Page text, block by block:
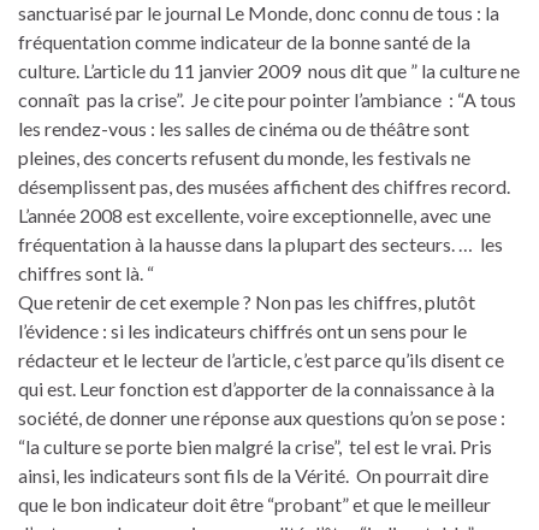
sanctuarisé par le journal Le Monde, donc connu de tous : la
fréquentation comme indicateur de la bonne santé de la
culture. L’article du 11 janvier 2009 nous dit que ” la culture ne
connaît pas la crise”. Je cite pour pointer l’ambiance : “A tous
les rendez-vous : les salles de cinéma ou de théâtre sont
pleines, des concerts refusent du monde, les festivals ne
désemplissent pas, des musées affichent des chiffres record.
L’année 2008 est excellente, voire exceptionnelle, avec une
fréquentation à la hausse dans la plupart des secteurs. … les
chiffres sont là. “
Que retenir de cet exemple ? Non pas les chiffres, plutôt
l’évidence : si les indicateurs chiffrés ont un sens pour le
rédacteur et le lecteur de l’article, c’est parce qu’ils disent ce
qui est. Leur fonction est d’apporter de la connaissance à la
société, de donner une réponse aux questions qu’on se pose :
“la culture se porte bien malgré la crise”, tel est le vrai. Pris
ainsi, les indicateurs sont fils de la Vérité. On pourrait dire
que le bon indicateur doit être “probant” et que le meilleur